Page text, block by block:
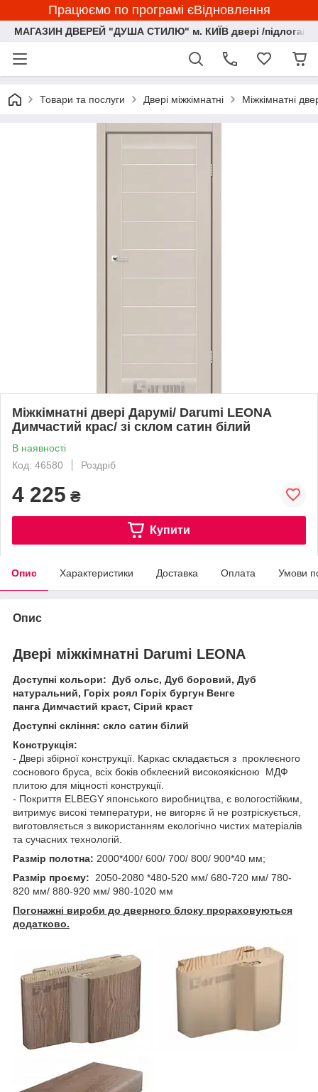
Працюємо по програмі єВідновлення
МАГАЗИН ДВЕРЕЙ "ДУША СТИЛЮ" м. КИЇВ двері /підлога/
Товари та послуги Двері міжкімнатні Міжкімнатні
Міжкімнатні двері Дарумі/ Darumi LEONA
Димчастий крас/ зі склом сатин білий
В наявності
Код: 46580
Роздріб
4 225 ₴
Купити
Опис Характеристики Доставка Оплата Умови
Опис
Двері міжкімнатні Darumi LEONA
Доступні кольори: Дуб ольс, Дуб боровий, Дуб
натуральний, Горіх роял Горіх бургун Венге
панга Димчастий краст, Сірий краст
Доступні скління: скло сатин білий
Конструкція:
- Двері збірної конструкції. Каркас складається з проклеєного
соснового бруса, всіх боків обклеєний високоякісною МДФ
плитою для міцності конструкції.
- Покриття ELBEGY японського виробництва, є вологостійким,
витримує високі температури, не вигоряє й не розтріскується,
виготовляється з використанням екологічно чистих матеріалів
та сучасних технологій.
Размір полотна: 2000*400/ 600/ 700/ 800/ 900*40 мм;
Размір проєму: 2050-2080 *480-520 мм/ 680-720 мм/ 780-
820 мм/ 880-920 мм/ 980-1020 мм
Погонажні вироби до дверного блоку прораховуються
додатково.